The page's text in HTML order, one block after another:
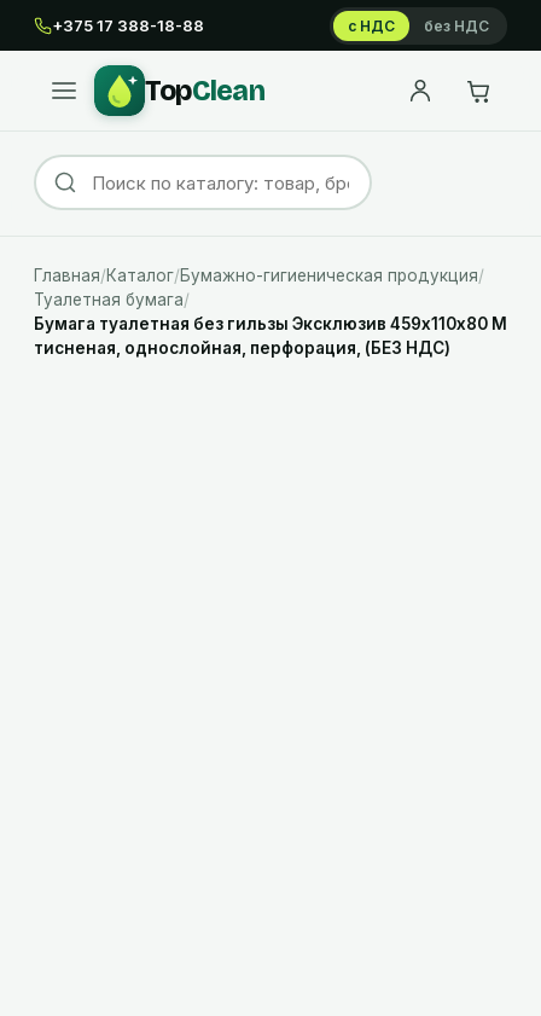
+375 17 388-18-88 с НДС без НДС
TopClean
Главная/Каталог/Бумажно-гигиеническая продукция/
Туалетная бумага/
Бумага туалетная без гильзы Эксклюзив 459х110х80 М
тисненая, однослойная, перфорация, (БЕЗ НДС)